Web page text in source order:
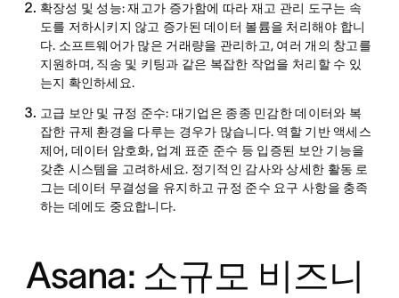
확장성 및 성능: 재고가 증가함에 따라 재고 관리 도구는 속
도를 저하시키지 않고 증가된 데이터 볼륨을 처리해야 합니
다. 소프트웨어가 많은 거래량을 관리하고, 여러 개의 창고를
지원하며, 직송 및 키팅과 같은 복잡한 작업을 처리할 수 있
는지 확인하세요.
고급 보안 및 규정 준수: 대기업은 종종 민감한 데이터와 복
잡한 규제 환경을 다루는 경우가 많습니다. 역할 기반 액세스
제어, 데이터 암호화, 업계 표준 준수 등 입증된 보안 기능을
갖춘 시스템을 고려하세요. 정기적인 감사와 상세한 활동 로
그는 데이터 무결성을 유지하고 규정 준수 요구 사항을 충족
하는 데에도 중요합니다.
Asana: 소규모 비즈니